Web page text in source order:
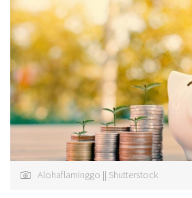
Alohaflaminggo || Shutterstock